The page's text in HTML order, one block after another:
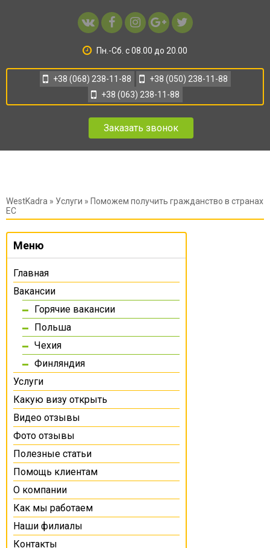
Пн.-Сб. с 08.00 до 20.00
+38 (068) 238-11-88
+38 (050) 238-11-88
+38 (063) 238-11-88
Заказать звонок
WestKadra » Услуги » Поможем получить гражданство в странах
ЕС
Меню
Главная
Вакансии
Горячие вакансии
Польша
Чехия
Финляндия
Услуги
Какую визу открыть
Видео отзывы
Фото отзывы
Полезные статьи
Помощь клиентам
О компании
Как мы работаем
Наши филиалы
Контакты